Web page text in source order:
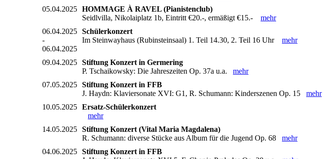
05.04.2025 HOMMAGE À RAVEL (Pianistenclub)
Seidlvilla, Nikolaiplatz 1b, Eintritt €20.-, ermäßigt €15.- mehr
06.04.2025
-
06.04.2025
Schülerkonzert
Im Steinwayhaus (Rubinsteinsaal) 1. Teil 14.30, 2. Teil 16 Uhr mehr
09.04.2025 Stiftung Konzert in Germering
P. Tschaikowsky: Die Jahreszeiten Op. 37a u.a. mehr
07.05.2025 Stiftung Konzert in FFB
J. Haydn: Klaviersonate XVI: G1, R. Schumann: Kinderszenen Op. 15 mehr
10.05.2025 Ersatz-Schülerkonzert
mehr
14.05.2025 Stiftung Konzert (Vital Maria Magdalena)
R. Schumann: diverse Stücke aus Album für die Jugend Op. 68 mehr
04.06.2025 Stiftung Konzert in FFB